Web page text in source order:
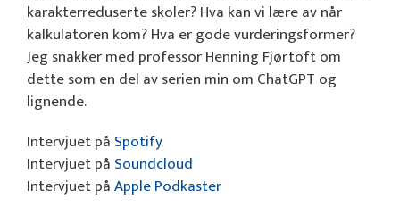
karakterreduserte skoler? Hva kan vi lære av når
kalkulatoren kom? Hva er gode vurderingsformer?
Jeg snakker med professor Henning Fjørtoft om
dette som en del av serien min om ChatGPT og
lignende.
Intervjuet på Spotify
Intervjuet på Soundcloud
Intervjuet påApple Podkaster